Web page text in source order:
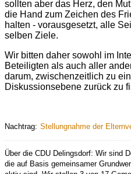
sollten aber das Herz, den
die Hand zum Zeichen des
halten - vorausgesetzt, alle
selben Ziele.
Wir bitten daher sowohl im
Beteiligten als auch aller
darum, zwischenzeitlich zu
Diskussionsebene zurück zu
Nachtrag: Stellungnahme der
Über die CDU Delingsdorf: Wir sind
die auf Basis gemeinsamer